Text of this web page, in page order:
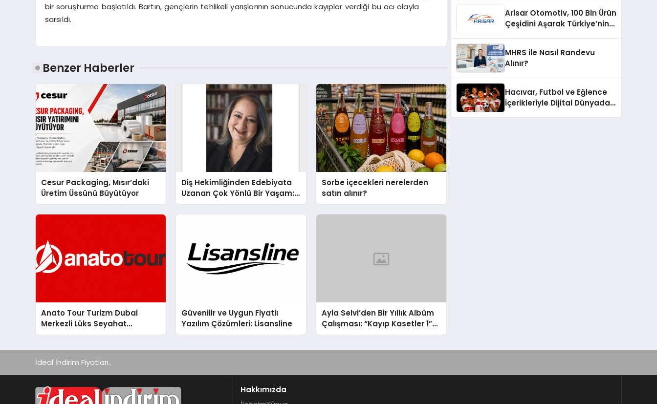
bir soruşturma başlatıldı. Bartın, gençlerin tehlikeli yarışlarının sonucunda kayıplar verdiği bu acı olayla
sarsıldı.
Benzer Haberler
Cesur Packaging, Mısır’daki
Üretim Üssünü Büyütüyor
Diş Hekimliğinden Edebiyata
Uzanan Çok Yönlü Bir Yaşam:
Yeşim Şahin Yaman
Sorbe içecekleri nerelerden
satın alınır?
Anato Tour Turizm Dubai
Merkezli Lüks Seyahat
Hizmetleriyle Küresel
Güvenilir ve Uygun Fiyatlı
Yazılım Çözümleri: Lisansline
Ayla Selvi’den Bir Yıllık Albüm
Çalışması: “Kayıp Kasetler 1”
31 Temmuz’da Çıktı
Arisar Otomotiv, 100 Bin Ürün
Çeşidini Aşarak Türkiye’nin
Platformlarından Biri Oldu
MHRS ile Nasıl Randevu
Alınır?
Hacıvar, Futbol ve Eğlence
İçerikleriyle Dijital Dünyada
İdeal İndirim Fiyatları..
Hakkımızda